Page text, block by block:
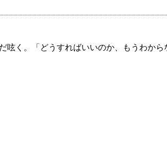
呟く。「どうすればいいのか、もうわか